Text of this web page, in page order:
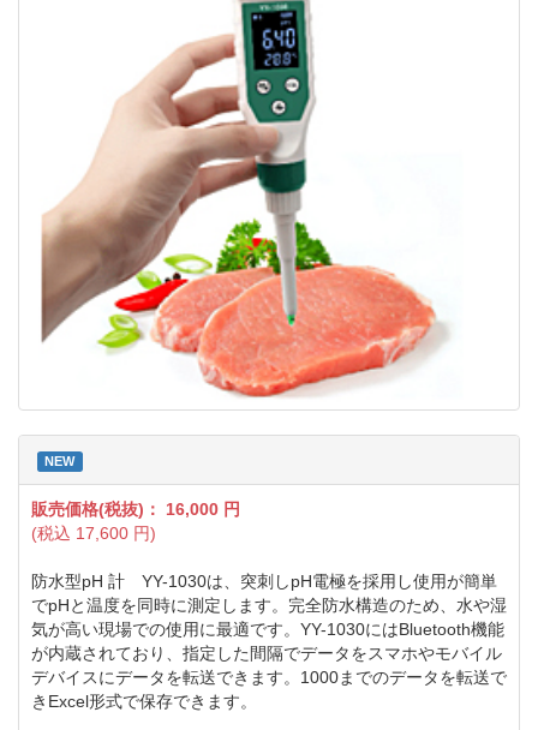
NEW
販売価格(税抜)： 16,000 円
(税込 17,600 円)
防水型pH 計 YY-1030は、突刺しpH電極を採用し使用が簡単
でpHと温度を同時に測定します。完全防水構造のため、水や湿
気が高い現場での使用に最適です。YY-1030にはBluetooth機能
が内蔵されており、指定した間隔でデータをスマホやモバイル
デバイスにデータを転送できます。1000までのデータを転送で
きExcel形式で保存できます。